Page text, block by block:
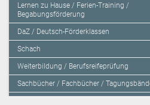
Lernen zu Hause / Ferien-Training /
Begabungsförderung
DaZ / Deutsch-Förderklassen
Schach
Weiterbildung / Berufsreifeprüfung
Sachbücher / Fachbücher /